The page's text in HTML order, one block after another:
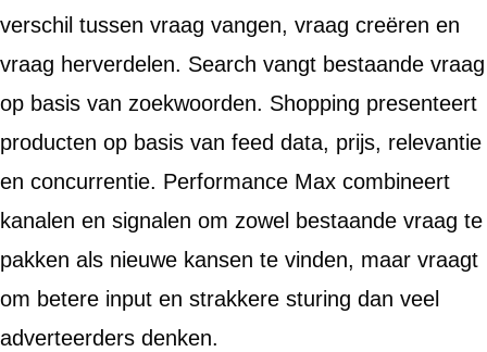
verschil tussen vraag vangen, vraag creëren en
vraag herverdelen. Search vangt bestaande vraag
op basis van zoekwoorden. Shopping presenteert
producten op basis van feed data, prijs, relevantie
en concurrentie. Performance Max combineert
kanalen en signalen om zowel bestaande vraag te
pakken als nieuwe kansen te vinden, maar vraagt
om betere input en strakkere sturing dan veel
adverteerders denken.